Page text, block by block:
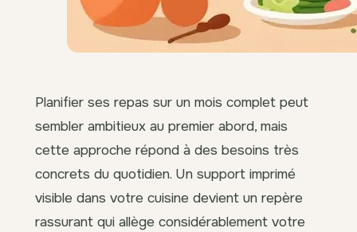
Planifier ses repas sur un mois complet peut
sembler ambitieux au premier abord, mais
cette approche répond à des besoins très
concrets du quotidien. Un support imprimé
visible dans votre cuisine devient un repère
rassurant qui allège considérablement votre